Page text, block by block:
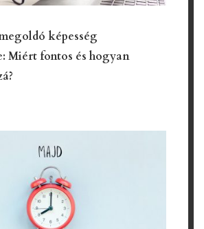
képesség
Miért fontos és hogyan